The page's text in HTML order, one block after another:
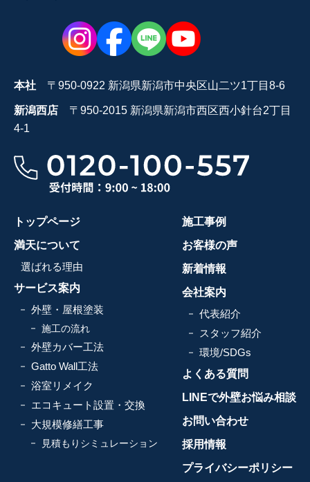
本社 〒950-0922 新潟県新潟市中央区山二ツ1丁目8-6
新潟西店 〒950-2015 新潟県新潟市西区西小針台2丁目
4-1
トップページ
満天について
選ばれる理由
サービス案内
外壁・屋根塗装
施工の流れ
外壁カバー工法
Gatto Wall工法
浴室リメイク
エコキュート設置・交換
大規模修繕工事
見積もりシミュレーション
施工事例
お客様の声
新着情報
会社案内
代表紹介
スタッフ紹介
環境/SDGs
よくある質問
LINEで外壁お悩み相談
お問い合わせ
採用情報
プライバシーポリシー